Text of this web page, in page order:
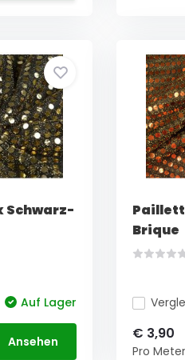
Schwarz-
Auf Lager
Ansehen
Brique
€ 3,90
Pro Meter